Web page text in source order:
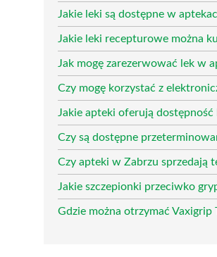
Jakie leki są dostępne w
Jakie leki recepturowe można
Jak mogę zarezerwować lek w
Czy mogę korzystać z
Jakie apteki oferują
Czy są dostępne
Czy apteki w Zabrzu sprzedają
Jakie szczepionki przeciwko
Gdzie można otrzymać